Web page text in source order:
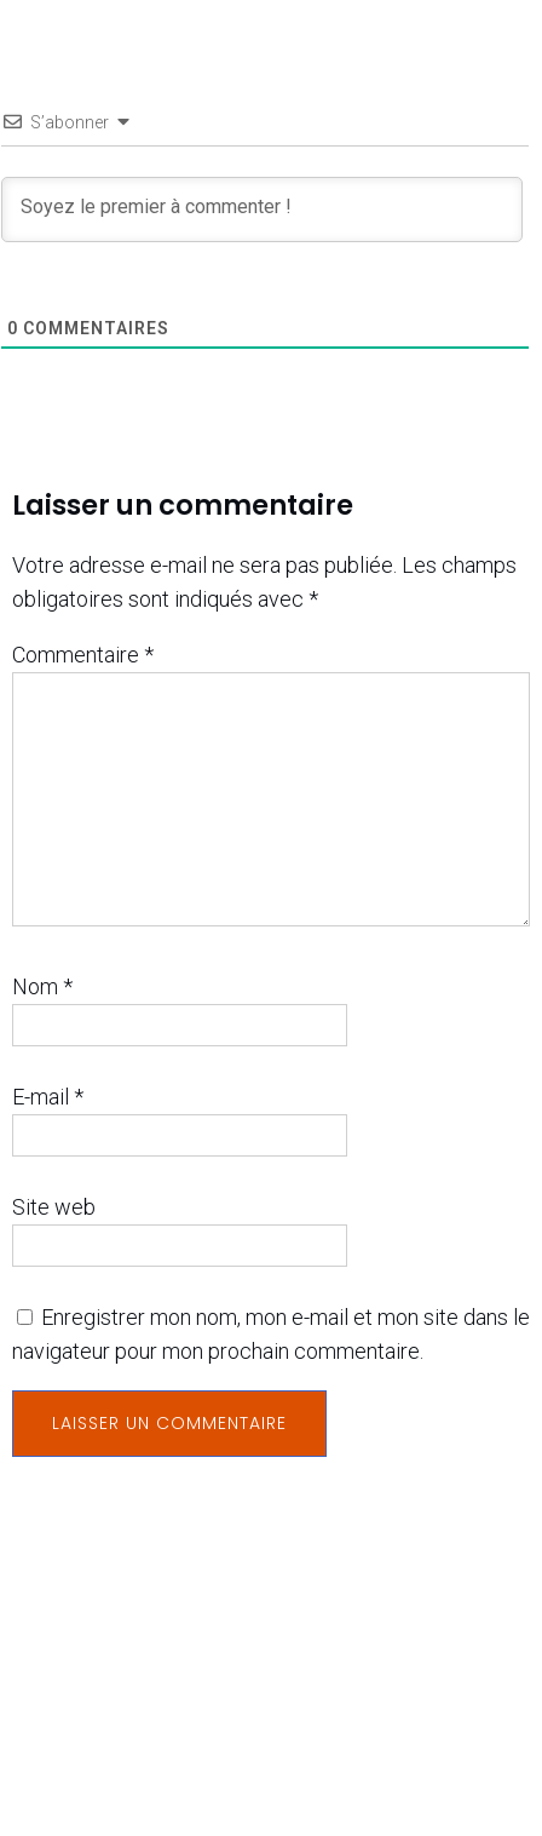
S’abonner
0 COMMENTAIRES
Laisser un commentaire
Votre adresse e-mail ne sera pas publiée. Les champs
obligatoires sont indiqués avec *
Commentaire *
Nom *
E-mail *
Site web
Enregistrer mon nom, mon e-mail et mon site dans le
navigateur pour mon prochain commentaire.